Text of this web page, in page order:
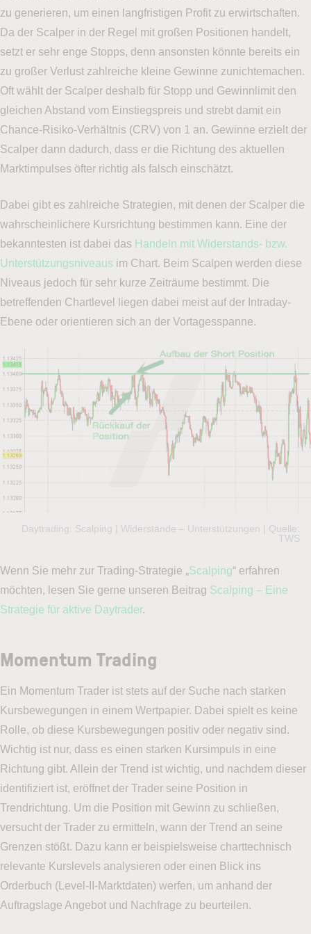
zu generieren, um einen langfristigen Profit zu erwirtschaften.
Da der Scalper in der Regel mit großen Positionen handelt,
setzt er sehr enge Stopps, denn ansonsten könnte bereits ein
zu großer Verlust zahlreiche kleine Gewinne zunichtemachen.
Oft wählt der Scalper deshalb für Stopp und Gewinnlimit den
gleichen Abstand vom Einstiegspreis und strebt damit ein
Chance-Risiko-Verhältnis (CRV) von 1 an. Gewinne erzielt der
Scalper dann dadurch, dass er die Richtung des aktuellen
Marktimpulses öfter richtig als falsch einschätzt.
Dabei gibt es zahlreiche Strategien, mit denen der Scalper die
wahrscheinlichere Kursrichtung bestimmen kann. Eine der
bekanntesten ist dabei das Handeln mit Widerstands- bzw.
Unterstützungsniveaus im Chart. Beim Scalpen werden diese
Niveaus jedoch für sehr kurze Zeiträume bestimmt. Die
betreffenden Chartlevel liegen dabei meist auf der Intraday-
Ebene oder orientieren sich an der Vortagesspanne.
Daytrading: Scalping | Widerstände – Unterstützungen | Quelle:
TWS
Wenn Sie mehr zur Trading-Strategie „Scalping“ erfahren
möchten, lesen Sie gerne unseren Beitrag Scalping – Eine
Strategie für aktive Daytrader.
Momentum Trading
Ein Momentum Trader ist stets auf der Suche nach starken
Kursbewegungen in einem Wertpapier. Dabei spielt es keine
Rolle, ob diese Kursbewegungen positiv oder negativ sind.
Wichtig ist nur, dass es einen starken Kursimpuls in eine
Richtung gibt. Allein der Trend ist wichtig, und nachdem dieser
identifiziert ist, eröffnet der Trader seine Position in
Trendrichtung. Um die Position mit Gewinn zu schließen,
versucht der Trader zu ermitteln, wann der Trend an seine
Grenzen stößt. Dazu kann er beispielsweise charttechnisch
relevante Kurslevels analysieren oder einen Blick ins
Orderbuch (Level-II-Marktdaten) werfen, um anhand der
Auftragslage Angebot und Nachfrage zu beurteilen.